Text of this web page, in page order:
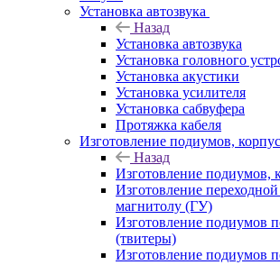
Установка автозвука
Назад
Установка автозвука
Установка головного
Установка акустики
Установка усилителя
Установка сабвуфера
Протяжка кабеля
Изготовление подиумов,
Назад
Изготовление подиумов,
Изготовление
магнитолу (ГУ)
Изготовление подиумов
(твитеры)
Изготовление подиумов